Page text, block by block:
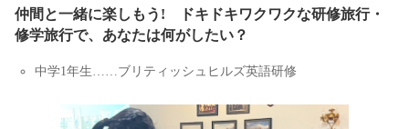
仲間と一緒に楽しもう! ドキドキワクワクな研修旅行・
修学旅行で、あなたは何がしたい？
中学1年生……ブリティッシュヒルズ英語研修